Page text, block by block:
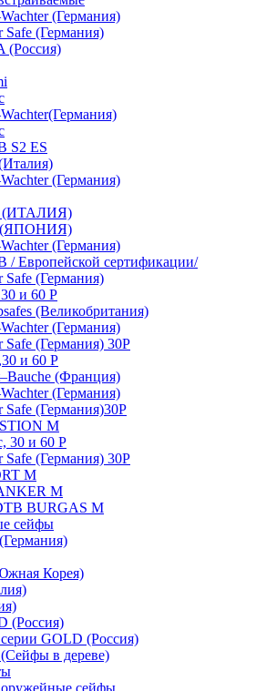
(Германия)
Safe (Германия)
(Россия)
S2 ES
(Германия)
(ИТАЛИЯ)
(Германия)
/ Европейской сертификации/
Safe (Германия)
и 60 P
(Великобритания)
(Германия)
Safe (Германия) 30Р
и 60 P
(Франция)
(Германия)
Safe (Германия)30P
M
30 и 60 P
Safe (Германия) 30Р
M
M
BURGAS M
сейфы
Корея)
(Россия)
GOLD (Россия)
в дереве)
сейфы